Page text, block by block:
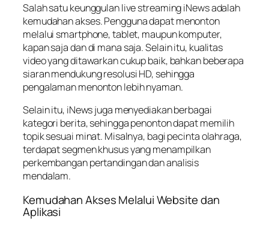
Salah satu keunggulan live streaming iNews adalah
kemudahan akses. Pengguna dapat menonton
melalui smartphone, tablet, maupun komputer,
kapan saja dan di mana saja. Selain itu, kualitas
video yang ditawarkan cukup baik, bahkan beberapa
siaran mendukung resolusi HD, sehingga
pengalaman menonton lebih nyaman.
Selain itu, iNews juga menyediakan berbagai
kategori berita, sehingga penonton dapat memilih
topik sesuai minat. Misalnya, bagi pecinta olahraga,
terdapat segmen khusus yang menampilkan
perkembangan pertandingan dan analisis
mendalam.
Kemudahan Akses Melalui Website dan
Aplikasi